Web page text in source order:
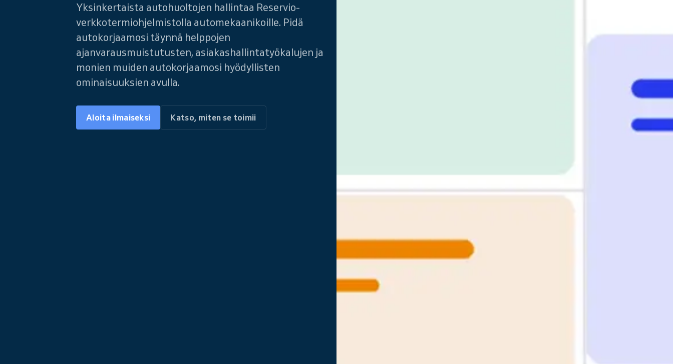
Yksinkertaista autohuoltojen hallintaa Reservio-
verkkotermiohjelmistolla automekaanikoille. Pidä
autokorjaamosi täynnä helppojen
ajanvarausmuistutusten, asiakashallintatyökalujen ja
monien muiden autokorjaamosi hyödyllisten
ominaisuuksien avulla.
Aloita ilmaiseksi Katso, miten se toimii